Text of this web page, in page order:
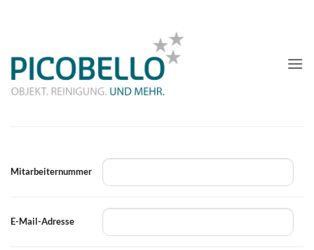
Mitarbeiternummer
E-Mail-Adresse